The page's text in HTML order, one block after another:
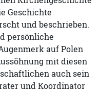
Geschichte
und beschrieben.
persönliche
auf Polen
mit diesen
auch sein
und Koordinator